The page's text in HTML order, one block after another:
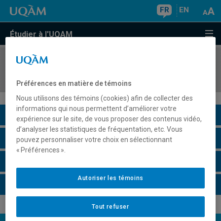
FR EN
Étudier à l'UQAM
COURS//
Description du cours
Horaire - Été 2026
Préférences en matière de témoins
Nous utilisons des témoins (cookies) afin de collecter des
informations qui nous permettent d’améliorer votre
expérience sur le site, de vous proposer des contenus vidéo,
d’analyser les statistiques de fréquentation, etc. Vous
pouvez personnaliser votre choix en sélectionnant
« Préférences ».
Tout refuser
Autoriser les témoins